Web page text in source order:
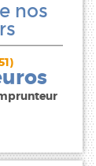
nos